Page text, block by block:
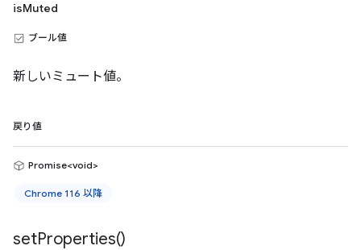
isMuted
ブール値
新しいミュート値。
戻り値
Promise<void>
Chrome 116 以降
setProperties()